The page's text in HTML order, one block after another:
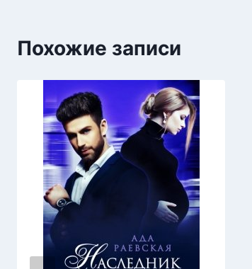
Похожие записи